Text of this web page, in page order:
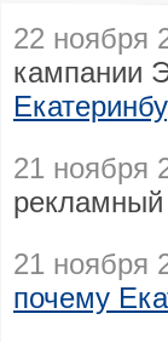
22 ноября
кампании
21 ноября
21 ноября
почему